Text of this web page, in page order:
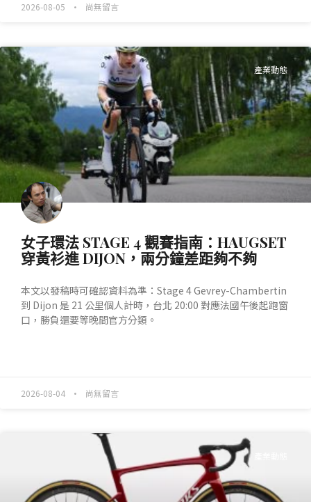
2026-08-05 尚無留言
產業動態
女子環法 STAGE 4 觀賽指南：HAUGSET
穿黃衫進 DIJON，兩分鐘差距夠不夠
本文以發稿時可確認資料為準：Stage 4 Gevrey-Chambertin
到 Dijon 是 21 公里個人計時，台北 20:00 對應法國午後起跑窗
口，勝負還要等晚間官方分類。
2026-08-04 尚無留言